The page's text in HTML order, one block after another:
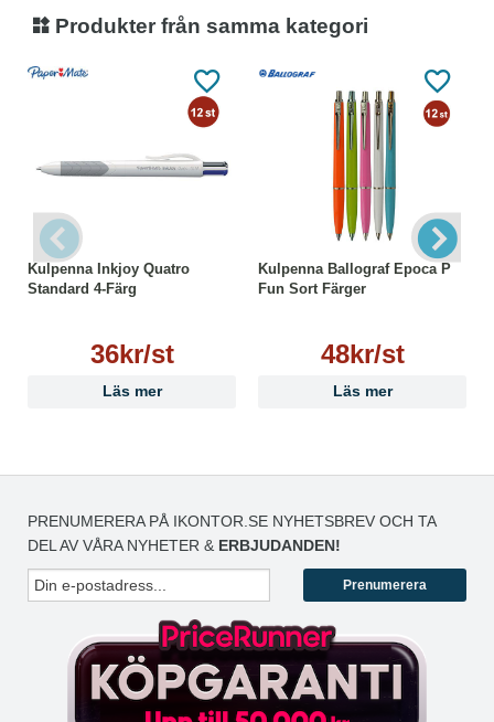
Produkter från samma kategori
Kulpenna Inkjoy Quatro
Standard 4-Färg
36kr/st
Läs mer
Kulpenna Ballograf Epoca P
Fun Sort Färger
48kr/st
Läs mer
PRENUMERERA PÅ IKONTOR.SE NYHETSBREV OCH TA
DEL AV VÅRA NYHETER & ERBJUDANDEN!
Prenumerera